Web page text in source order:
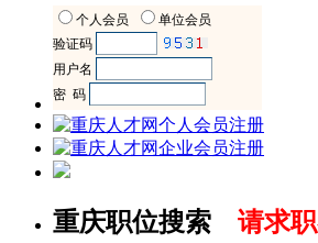
重庆职位搜索 请求